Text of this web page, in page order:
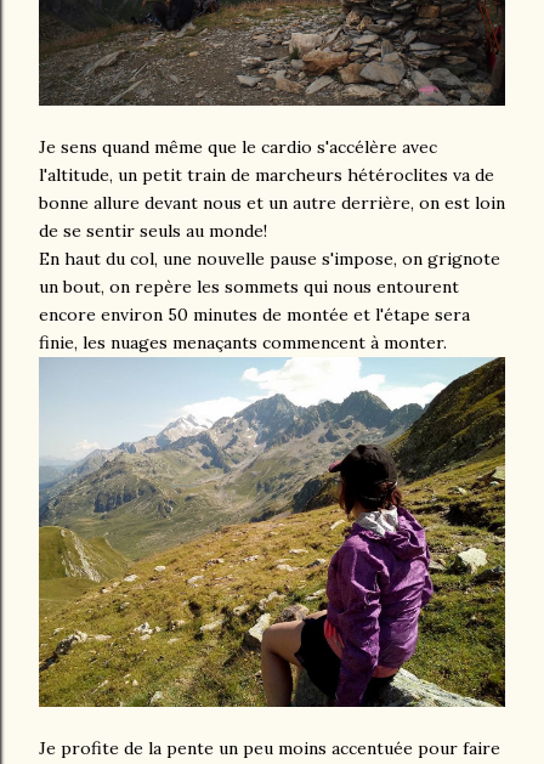
Je sens quand même que le cardio s'accélère avec
l'altitude, un petit train de marcheurs hétéroclites va de
bonne allure devant nous et un autre derrière, on est loin
de se sentir seuls au monde!
En haut du col, une nouvelle pause s'impose, on grignote
un bout, on repère les sommets qui nous entourent
encore environ 50 minutes de montée et l'étape sera
finie, les nuages menaçants commencent à monter.
Je profite de la pente un peu moins accentuée pour faire